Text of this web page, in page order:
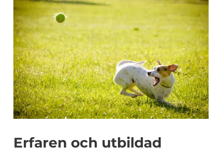
Erfaren och utbildad